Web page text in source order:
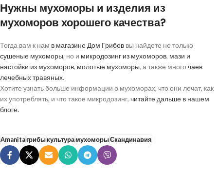
Нужны мухоморы и изделия из
мухоморов хорошего качества?
Тогда вам к нам в магазине Дом Грибов вы найдете не только
сушеные мухоморы, но и микродозинг из мухоморов, мази и
настойки из мухоморов, молотые мухоморы, а также много чаев
лечебных травяных.
Хотите узнать больше информации о мухоморах, что они лечат, как
их употреблять, и что такое микродозинг, читайте дальше в нашем
блоге.
AmanitaгрибыкультурамухоморыСкандинавия